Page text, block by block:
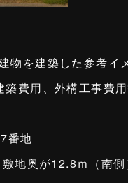
を建築した参考イ
費用、外構工事費用
番地
奥が12.8ｍ（南側